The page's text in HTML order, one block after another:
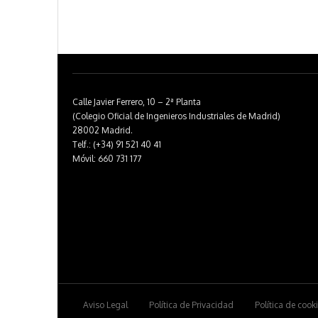
Calle Javier Ferrero, 10 – 2ª Planta
(Colegio Oficial de Ingenieros Industriales de Madrid)
28002 Madrid.
Telf.: (+34) 91 521 40 41
Móvil: 660 731 177
Aviso Legal Política de Privacidad Política de